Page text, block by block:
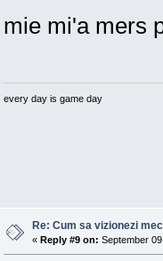
mie mi'a mers
every day is game day
Re: Cum sa vizionezi
« Reply #9 on: September